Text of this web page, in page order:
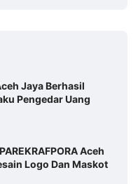
Jaya Berhasil
Pengedar Uang
Aceh
Logo Dan Maskot